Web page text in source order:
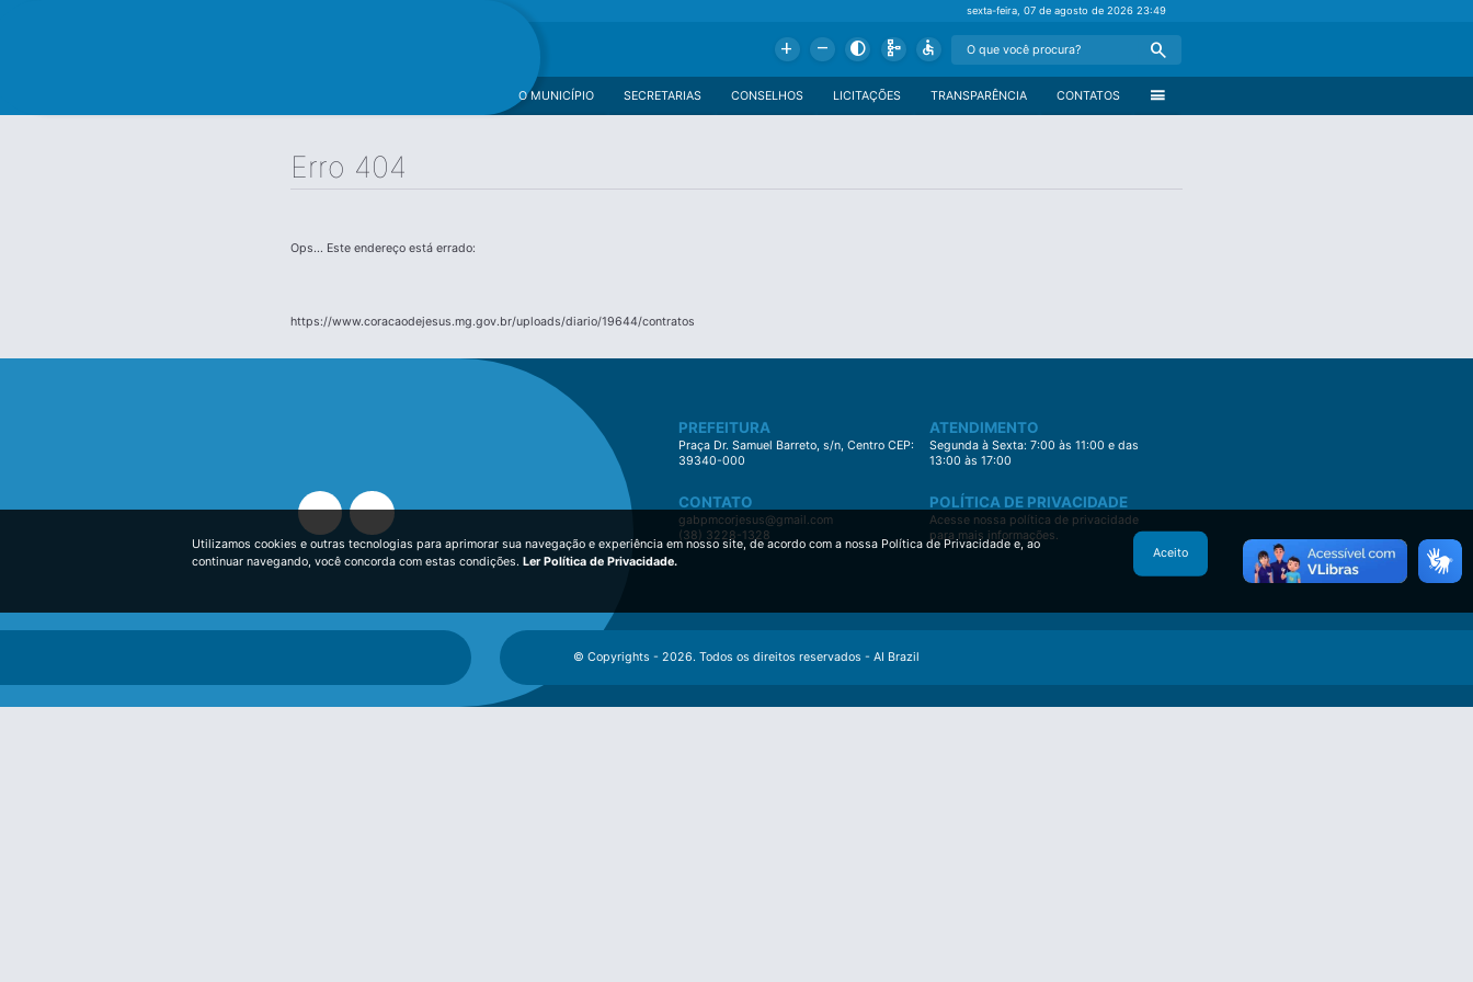
sexta-feira, 07 de agosto de 202623:49
Add Remove Contrast Schema Accessible Search
menu
CONTATOS
TRANSPARÊNCIA
LICITAÇÕES
CONSELHOS
SECRETARIAS
O MUNICÍPIO
Erro 404
Ops... Este endereço está errado:
https://www.coracaodejesus.mg.gov.br/uploads/diario/19644/contratos
PREFEITURA
Praça Dr. Samuel Barreto, s/n, Centro CEP:
39340-000
ATENDIMENTO
Segunda à Sexta: 7:00 às 11:00 e das
13:00 às 17:00
CONTATO
gabpmcorjesus@gmail.com
(38) 3228-1328
POLÍTICA DE PRIVACIDADE
Acesse nossa política de privacidade
para mais informações.
© Copyrights - 2026. Todos os direitos reservados - AI Brazil
Utilizamos cookies e outras tecnologias para aprimorar sua navegação e experiência em nosso site, de acordo com a nossa Política de Privacidade e, ao
continuar navegando, você concorda com estas condições. Ler Política de Privacidade.
Aceito